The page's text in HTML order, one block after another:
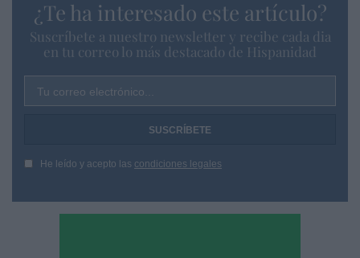
¿Te ha interesado este artículo?
Suscríbete a nuestro newsletter y recibe cada dia
en tu correo lo más destacado de Hispanidad
Tu correo electrónico...
He leído y acepto las condiciones legales